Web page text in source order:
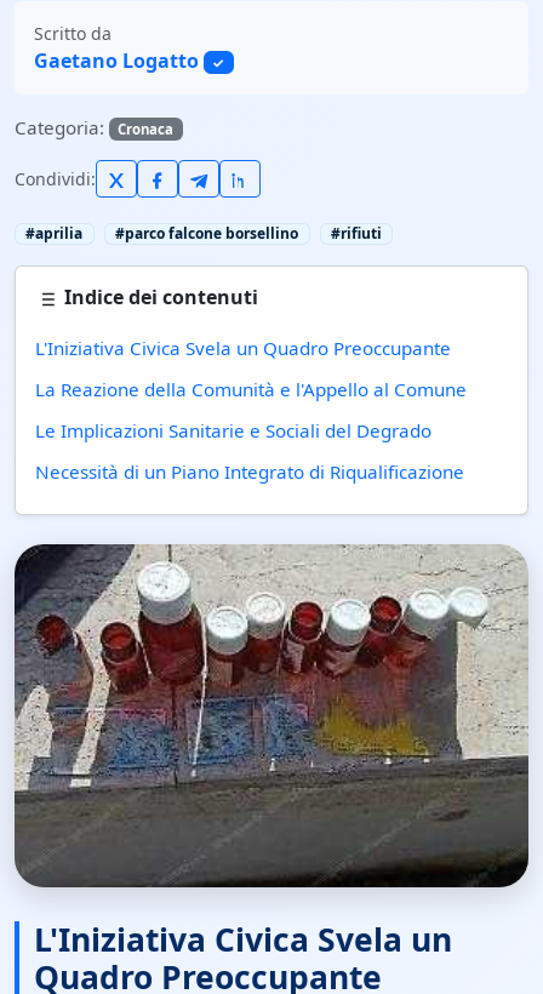
Scritto da
Gaetano Logatto ✓
Categoria: Cronaca
Condividi:
#aprilia #parco falcone borsellino #rifiuti
Indice dei contenuti
L'Iniziativa Civica Svela un Quadro Preoccupante
La Reazione della Comunità e l'Appello al Comune
Le Implicazioni Sanitarie e Sociali del Degrado
Necessità di un Piano Integrato di Riqualificazione
L'Iniziativa Civica Svela un
Quadro Preoccupante